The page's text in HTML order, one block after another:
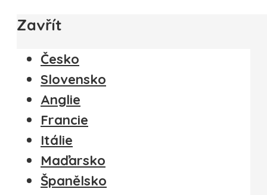
Zavřít
Česko
Slovensko
Anglie
Francie
Itálie
Maďarsko
Španělsko